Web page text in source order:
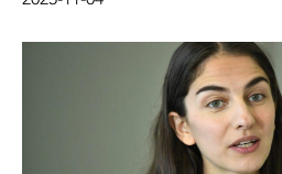
tillräckligt för att nå klimatmålen,
på det, säger klimatminister